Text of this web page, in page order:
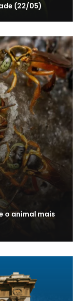
(22/05)
o animal mais